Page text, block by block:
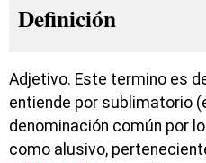
Definición
Adjetivo. Este termino es
entiende por sublimatorio
denominación común por
como alusivo,